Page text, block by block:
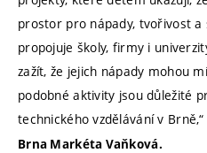
prostor pro nápady, tvořivost a
propojuje školy, firmy i
zažít, že jejich nápady mohou
podobné aktivity jsou důležité
technického vzdělávání v
Brna Markéta Vaňková.